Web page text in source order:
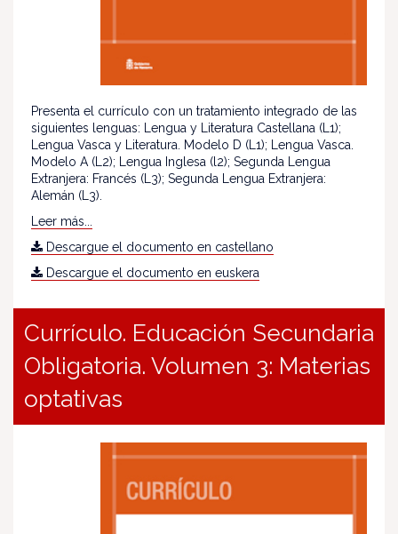
Presenta el currículo con un tratamiento integrado de las
siguientes lenguas: Lengua y Literatura Castellana (L1);
Lengua Vasca y Literatura. Modelo D (L1); Lengua Vasca.
Modelo A (L2); Lengua Inglesa (l2); Segunda Lengua
Extranjera: Francés (L3); Segunda Lengua Extranjera:
Alemán (L3).
Leer más...
Descargue el documento en castellano
Descargue el documento en euskera
Currículo. Educación Secundaria
Obligatoria. Volumen 3: Materias
optativas